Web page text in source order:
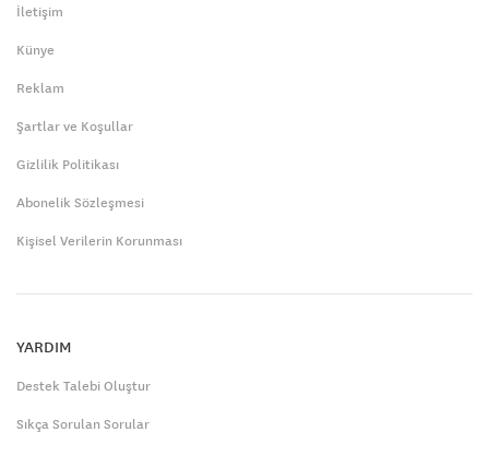
İletişim
Künye
Reklam
Şartlar ve Koşullar
Gizlilik Politikası
Abonelik Sözleşmesi
Kişisel Verilerin Korunması
YARDIM
Destek Talebi Oluştur
Sıkça Sorulan Sorular